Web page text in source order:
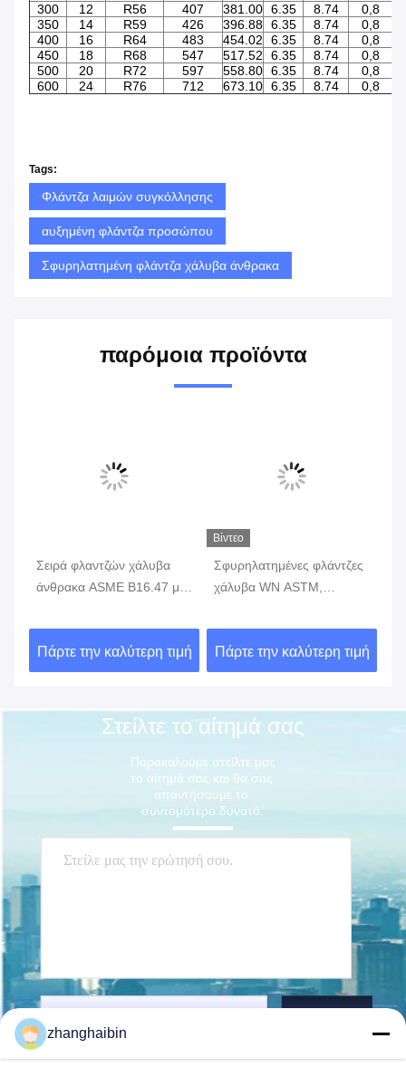
300
12 R56 407 381.00 6.35 8.74 0,8
350
14 R59 426 396.88 6.35 8.74 0,8
400
16 R64 483 454.02 6.35 8.74 0,8
450
18 R68 547 517.52 6.35 8.74 0,8
500
20 R72 597 558.80 6.35 8.74 0,8
600
24 R76 712 673.10 6.35 8.74 0,8
Tags:
Φλάντζα λαιμών συγκόλλησης
αυξημένη φλάντζα προσώπου
Σφυρηλατημένη φλάντζα χάλυβα άνθρακα
παρόμοια προϊόντα
Σειρά φλαντζών χάλυβα
άνθρακα ASME B16.47 μια
λαιμών συγκόλλησης 26
ίντσας
Πάρτε την καλύτερη τιμή
Βίντεο
Σφυρηλατημένες φλάντζες
χάλυβα WN ASTM,
κατηγορία 1500 χάλυβα
άνθρακα 24 ίντσας
Πάρτε την καλύτερη τιμή
Στείλτε το αίτημά σας
Παρακαλούμε στείλτε μας
το αίτημά σας και θα σας
απαντήσουμε το
συντομότερο δυνατό.
zhanghaibin